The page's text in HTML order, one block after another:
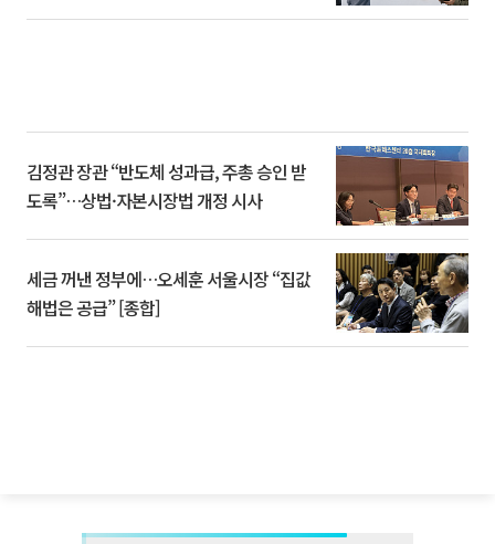
김정관 장관 “반도체 성과급, 주총 승인 받
도록”…상법·자본시장법 개정 시사
세금 꺼낸 정부에…오세훈 서울시장 “집값
해법은 공급” [종합]